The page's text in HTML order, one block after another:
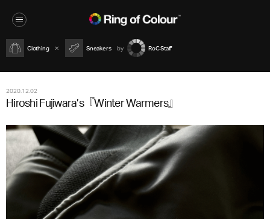
Clothing Sneakers RoC Staff
2020.12.02
Hiroshi Fujiwara’s『Winter Warmers』